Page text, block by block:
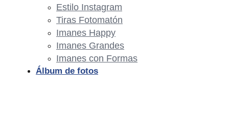
Estilo Instagram
Tiras Fotomatón
Imanes Happy
Imanes Grandes
Imanes con Formas
Álbum de fotos